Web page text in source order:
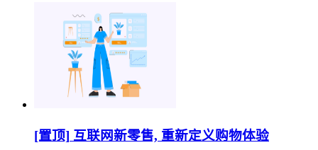
[置顶] 互联网新零售, 重新定义购物体验